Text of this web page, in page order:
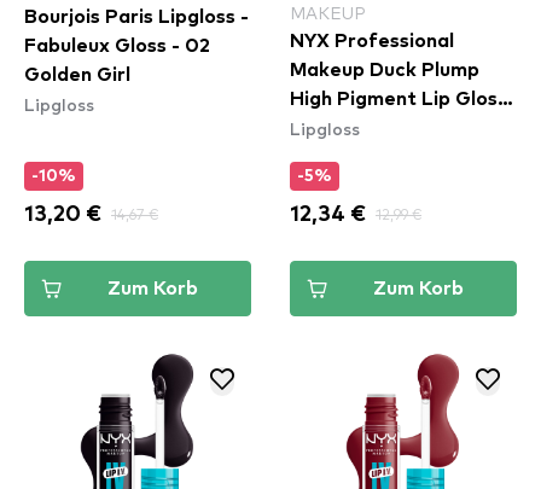
Bourjois Paris Lipgloss -
Fabuleux Gloss - 02
Golden Girl
Lipgloss
-10%
13,20 € 14,67 €
Zum Korb
MAKEUP
NYX Professional
Makeup Duck Plump
High Pigment Lip Gloss
- Pure Plump (DPLL17)
Lipgloss
-5%
12,34 € 12,99 €
Zum Korb